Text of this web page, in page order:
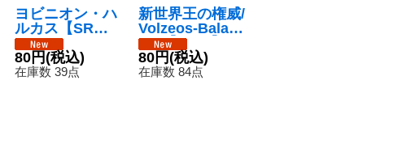
ヨビニオン・ハ
ルカス【SR】{2
6EX116/50}
《水》
80円(税込)
在庫数 39点
新世界王の権威/
Volzeos-Balam
ord【KGM】{2
6EX13/50}
《多》
80円(税込)
在庫数 84点